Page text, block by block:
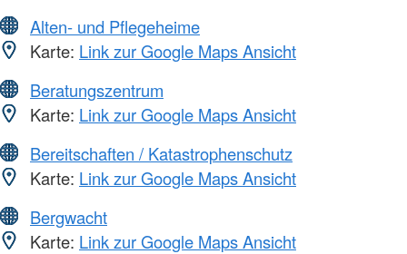
Alten- und Pflegeheime
Karte: Link zur Google Maps Ansicht
Beratungszentrum
Karte: Link zur Google Maps Ansicht
Bereitschaften / Katastrophenschutz
Karte: Link zur Google Maps Ansicht
Bergwacht
Karte: Link zur Google Maps Ansicht